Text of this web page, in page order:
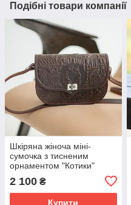
Подібні товари компанії
Шкіряна жіноча міні-
сумочка з тисненим
орнаментом "Котики"
20×14×6 см
2 100 ₴
Купити